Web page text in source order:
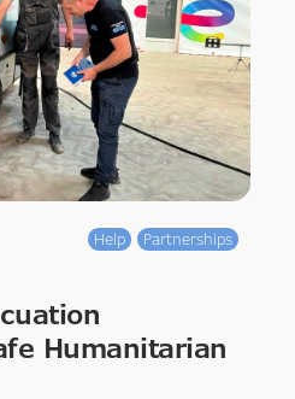
Help Partnerships
Humanitarian